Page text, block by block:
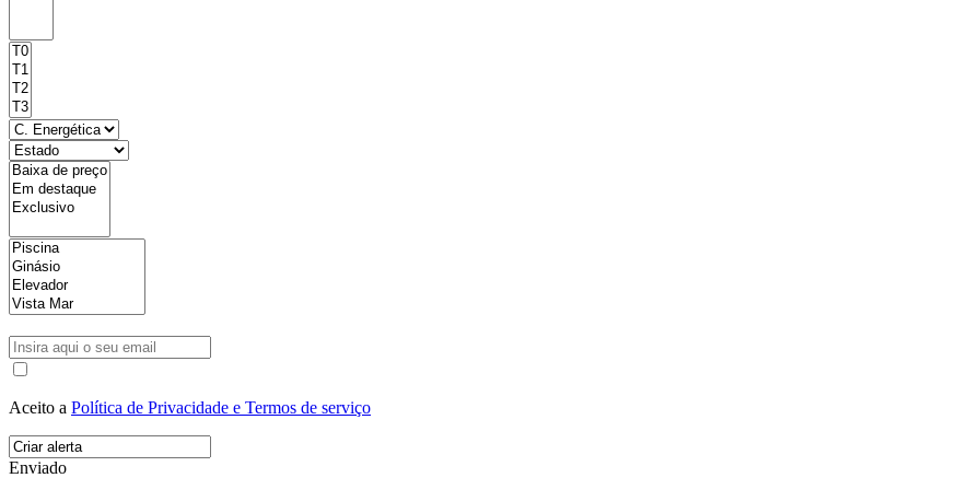
Aceito a Política de Privacidade e Termos de serviço
Enviado